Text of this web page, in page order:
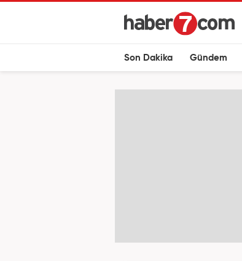
Son Dakika Gündem